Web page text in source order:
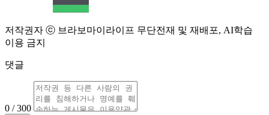
저작권자 ⓒ 브라보마이라이프 무단전재 및 재배포, AI학습
이용 금지
댓글
0 / 300